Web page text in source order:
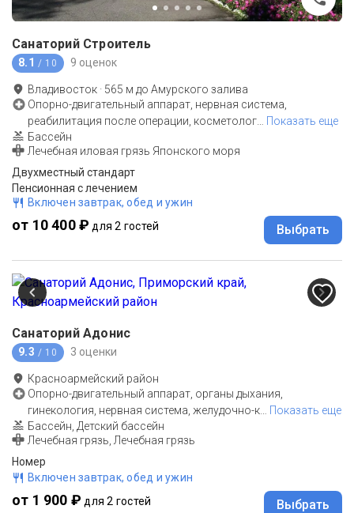
Санаторий Строитель
8.1 / 10 9 оценок
Владивосток · 565 м до Амурского залива
Опорно-двигательный аппарат, нервная система,
реабилитация после операции, косметолог
Показать еще
Бассейн
Лечебная иловая грязь Японского моря
Двухместный стандарт
Пенсионная с лечением
Включен завтрак, обед и ужин
от 10 400 ₽ для 2 гостей Выбрать
Санаторий Адонис
9.3 / 10 3 оценки
Красноармейский район
Опорно-двигательный аппарат, органы дыхания,
гинекология, нервная система, желудочно-к
Показать еще
Бассейн, Детский бассейн
Лечебная грязь, Лечебная грязь
Номер
Включен завтрак, обед и ужин
от 1 900 ₽ для 2 гостей Выбрать